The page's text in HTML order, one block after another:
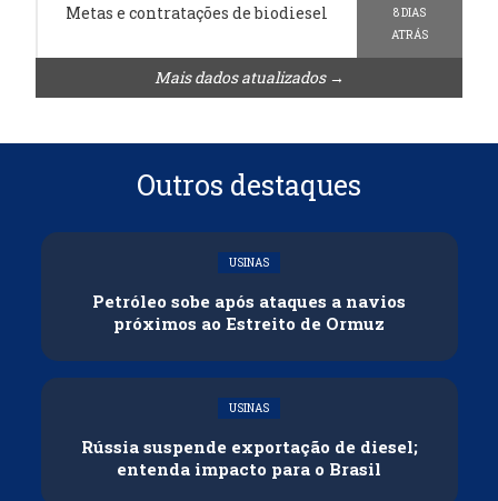
Metas e contratações de biodiesel
8 DIAS
ATRÁS
Mais dados atualizados →
Outros destaques
USINAS
Petróleo sobe após ataques a navios
próximos ao Estreito de Ormuz
USINAS
Rússia suspende exportação de diesel;
entenda impacto para o Brasil